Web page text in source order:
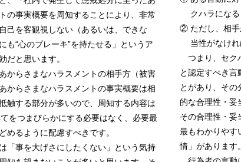
の事実概要を周知することにより、非常
己を客観視しない（あるいは、できな
も“心のブレーキ”を持たせる」というア
だと思います。
からさまなハラスメントの相手方（被害
からさまなハラスメントの事実概要は相
触する部分が多いので、周知する内容は
をつまびらかにする必要はなく、必要最
めるように配慮すべきです。
「事を大げさにしたくない」という気持
クハラになる
② ただし、相手
当性がなけ
つまり、セク
と認定すべき言
とがあり、その
的な合理性・妥
その合理性・妥
最もわかりやす
情」があります。